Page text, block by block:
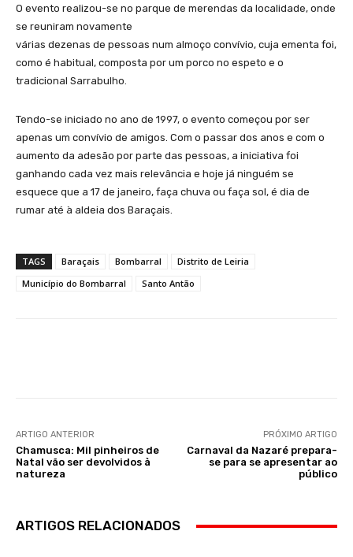
O evento realizou-se no parque de merendas da localidade, onde
se reuniram novamente
várias dezenas de pessoas num almoço convívio, cuja ementa foi,
como é habitual, composta por um porco no espeto e o
tradicional Sarrabulho.
Tendo-se iniciado no ano de 1997, o evento começou por ser
apenas um convívio de amigos. Com o passar dos anos e com o
aumento da adesão por parte das pessoas, a iniciativa foi
ganhando cada vez mais relevância e hoje já ninguém se
esquece que a 17 de janeiro, faça chuva ou faça sol, é dia de
rumar até à aldeia dos Baraçais.
TAGS Baraçais Bombarral
Distrito de Leiria
Município do Bombarral
Santo Antão
ARTIGO ANTERIOR
Chamusca: Mil pinheiros de
Natal vão ser devolvidos à
natureza
PRÓXIMO ARTIGO
Carnaval da Nazaré prepara-
se para se apresentar ao
público
ARTIGOS RELACIONADOS